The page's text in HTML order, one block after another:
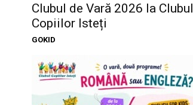
Clubul de Vară 2026 la Clubul
Copiilor Isteți
GOKID